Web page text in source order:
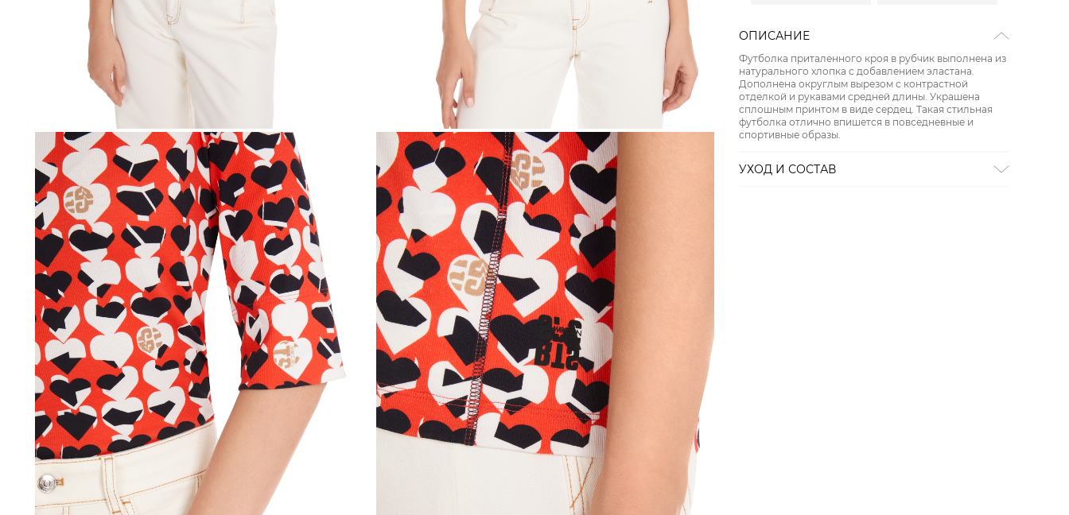
ОПИСАНИЕ
Футболка приталенного кроя в рубчик выполнена из
натурального хлопка с добавлением эластана.
Дополнена округлым вырезом с контрастной
отделкой и рукавами средней длины. Украшена
сплошным принтом в виде сердец. Такая стильная
футболка отлично впишется в повседневные и
спортивные образы.
УХОД И СОСТАВ